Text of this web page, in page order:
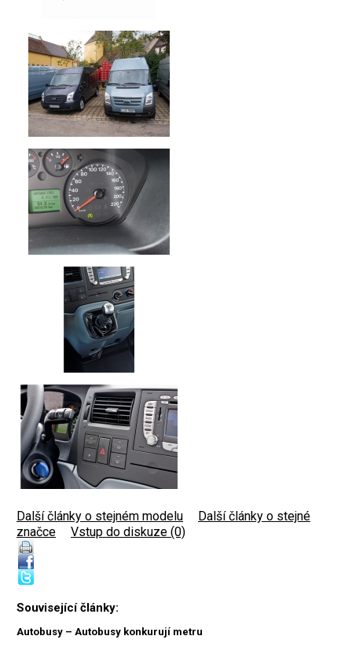
Další články o stejném modelu
Další články o stejné
značce
Vstup do diskuze (0)
Související články:
Autobusy – Autobusy konkurují metru